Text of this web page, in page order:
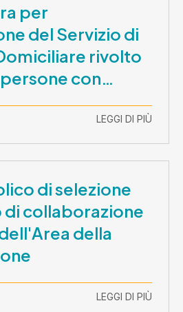
per
del Servizio di
rivolto
con
2029LEGGI DI PIÙ
di selezione
di collaborazione
della
LEGGI DI PIÙ